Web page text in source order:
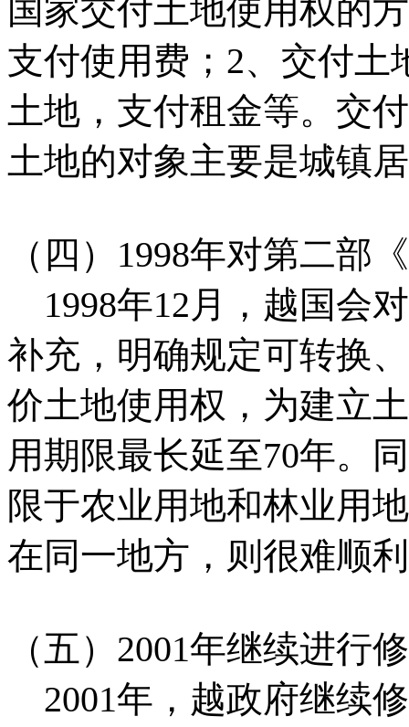
国家交付土地使用权的
支付使用费；2、交付土
土地，支付租金等。交
土地的对象主要是城镇
（四）1998年对第二部
1998年12月，越国会
补充，明确规定可转换
价土地使用权，为建立
用期限最长延至70年。
限于农业用地和林业用
在同一地方，则很难顺
（五）2001年继续进行
2001年，越政府继续